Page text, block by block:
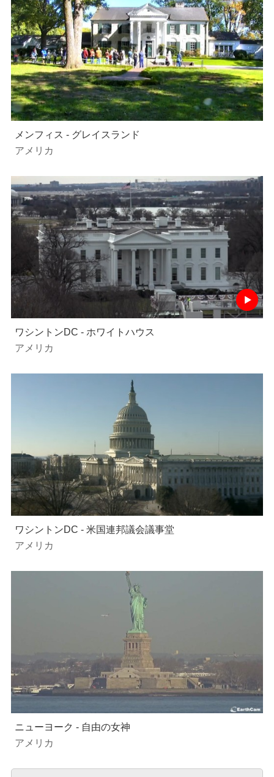
メンフィス - グレイスランド
アメリカ
ワシントンDC - ホワイトハウス
アメリカ
ワシントンDC - 米国連邦議会議事堂
アメリカ
ニューヨーク - 自由の女神
アメリカ